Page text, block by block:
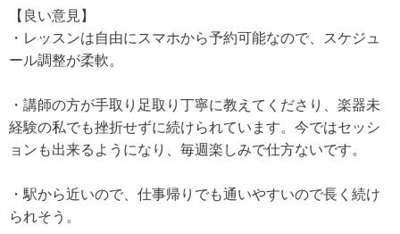
【良い意見】
・レッスンは自由にスマホから予約可能なので、スケジュ
ール調整が柔軟。
・講師の方が手取り足取り丁寧に教えてくださり、楽器未
経験の私でも挫折せずに続けられています。今ではセッシ
ョンも出来るようになり、毎週楽しみで仕方ないです。
・駅から近いので、仕事帰りでも通いやすいので長く続け
られそう。